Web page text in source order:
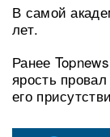
В самой
лет.
Ранее Topnews
ярость
его